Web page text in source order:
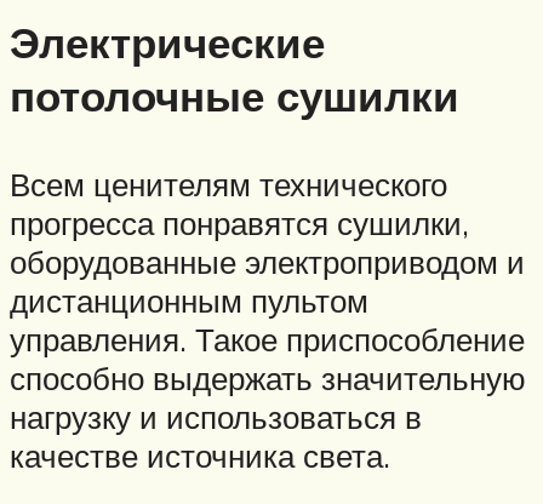
Электрические
потолочные сушилки
Всем ценителям технического
прогресса понравятся сушилки,
оборудованные электроприводом и
дистанционным пультом
управления. Такое приспособление
способно выдержать значительную
нагрузку и использоваться в
качестве источника света.